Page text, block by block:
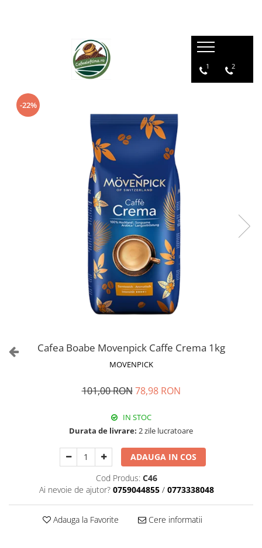
1 2
-22%
Cafea Boabe Movenpick Caffe Crema 1kg
MOVENPICK
101,00 RON 78,98 RON
IN STOC
Durata de livrare: 2 zile lucratoare
ADAUGA IN COS
Cod Produs: C46
Ai nevoie de ajutor? 0759044855 / 0773338048
Adauga la Favorite Cere informatii